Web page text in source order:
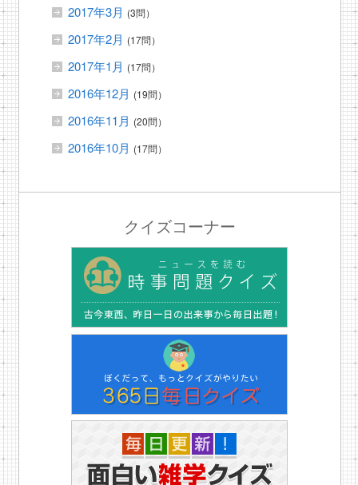
2017年3月 (3問）
2017年2月 (17問）
2017年1月 (17問）
2016年12月 (19問）
2016年11月 (20問）
2016年10月 (17問）
クイズコーナー